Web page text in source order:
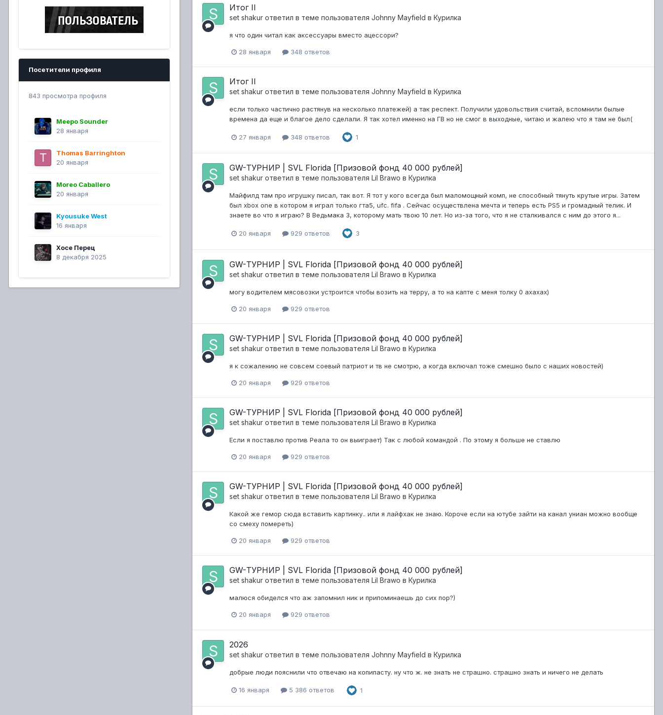
Посетители профиля
843 просмотра профиля
Meepo Sounder
28 января
Thomas Barringhton
20 января
Moreo Caballero
20 января
Kyousuke West
16 января
Хосе Перец
8 декабря 2025
Итог II
set shakur ответил в теме пользователя Johnny Mayfield в Курилка
я что один читал как аксессуары вместо ацессори?
28 января 348 ответов
Итог II
set shakur ответил в теме пользователя Johnny Mayfield в Курилка
если только частично растянув на несколько платежей) а так респект. Получили удовольствия считай, вспомнили былые
времена да еще и благое дело сделали. Я так хотел именно на ГВ но не смог в выходные, читаю и жалею что я там не был(
27 января 348 ответов 1
GW-ТУРНИР | SVL Florida [Призовой фонд 40 000 рублей]
set shakur ответил в теме пользователя Lil Brawo в Курилка
Майфилд там про игрушку писал, так вот. Я тот у кого всегда был маломощный комп, не способный тянуть крутые игры. Затем
был xbox one в котором я играл только гта5, ufc. fifa . Сейчас осуществлена мечта и теперь есть PS5 и громадный телик. И
знаете во что я играю? В Ведьмака 3, которому мaть твoю 10 лет. Но из-за того, что я не сталкивался с ним до этого я...
20 января 929 ответов 3
GW-ТУРНИР | SVL Florida [Призовой фонд 40 000 рублей]
set shakur ответил в теме пользователя Lil Brawo в Курилка
могу водителем мясовозки устроится чтобы возить на терру, а то на капте с меня толку 0 ахахах)
20 января 929 ответов
GW-ТУРНИР | SVL Florida [Призовой фонд 40 000 рублей]
set shakur ответил в теме пользователя Lil Brawo в Курилка
я к сожалению не совсем соевый патриот и тв не смотрю, а когда включал тоже смешно было с наших новостей)
20 января 929 ответов
GW-ТУРНИР | SVL Florida [Призовой фонд 40 000 рублей]
set shakur ответил в теме пользователя Lil Brawo в Курилка
Если я поставлю против Реала то он выиграет) Так с любой командой . По этому я больше не ставлю
20 января 929 ответов
GW-ТУРНИР | SVL Florida [Призовой фонд 40 000 рублей]
set shakur ответил в теме пользователя Lil Brawo в Курилка
Какой же гемор сюда вставить картинку.. или я лайфхак не знаю. Короче если на ютубе зайти на канал униан можно вообще
со смеху помереть)
20 января 929 ответов
GW-ТУРНИР | SVL Florida [Призовой фонд 40 000 рублей]
set shakur ответил в теме пользователя Lil Brawo в Курилка
малюся обиделся что аж запомнил ник и припоминаешь до сих пор?)
20 января 929 ответов
2026
set shakur ответил в теме пользователя Johnny Mayfield в Курилка
добрые люди пояснили что отвечаю на копипасту. ну что ж. не знать не страшно. страшно знать и ничего не делать
16 января 5 386 ответов 1